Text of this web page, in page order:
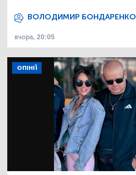
ВОЛОДИМИР БОНДАРЕНКО
вчора, 20:05
ОПІНІЇ